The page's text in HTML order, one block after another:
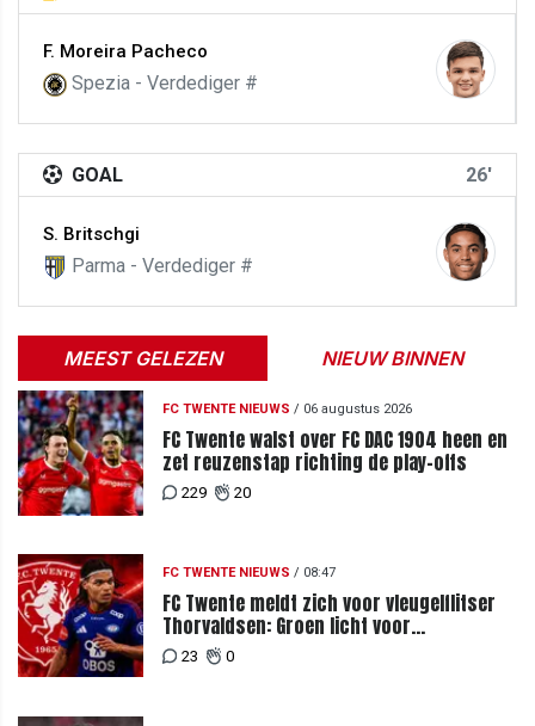
F. Moreira Pacheco
Spezia - Verdediger #
GOAL 26'
S. Britschgi
Parma - Verdediger #
MEEST GELEZEN NIEUW BINNEN
FC TWENTE NIEUWS / 06 augustus 2026
FC Twente walst over FC DAC 1904 heen en
zet reuzenstap richting de play-offs
229 20
FC TWENTE NIEUWS / 08:47
FC Twente meldt zich voor vleugelflitser
Thorvaldsen: Groen licht voor
miljoenenbod
23 0